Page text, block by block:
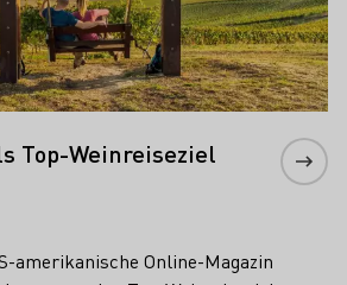
Top-Weinreiseziel
amerikanische Online-Magazin